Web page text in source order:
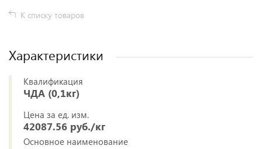
К списку товаров
Характеристики
Квалификация
ЧДА (0,1кг)
Цена за ед. изм.
42087.56 руб./кг
Основное наименование